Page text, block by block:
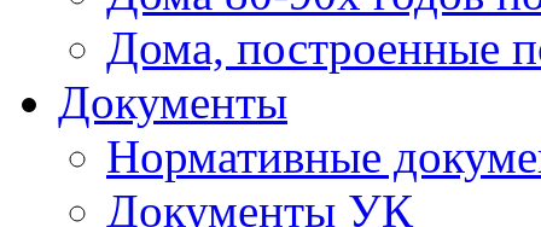
Дома, построенные
Документы
Нормативные
Документы УК